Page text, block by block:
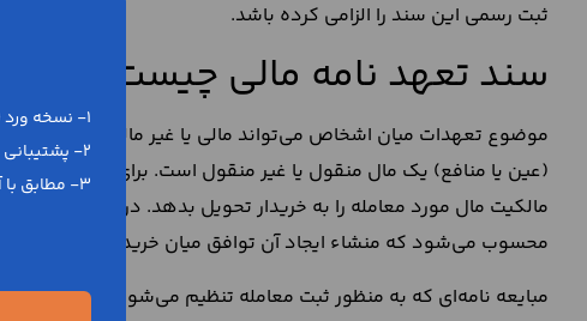
ثبت رسمی این سند را الزامی کرده باشد.
سند تعهد نامه مالی چیست؟
موضوع تعهدات میان اشخاص می‌تواند مالی یا غیر مالی باشد.
(عین یا منافع) یک مال منقول یا غیر منقول است. برای مثال،
مالکیت مال مورد معامله را به خریدار تحویل بدهد. در این مثال،
محسوب می‌شود که منشاء ایجاد آن توافق میان خریدار و فروشنده
مبایعه نامه‌ای که به منظور ثبت معامله تنظیم می‌شود نیز به منزله
1- نسخه ورد (word) و پی دی اف (pdf)
2- پشتیبانی رایگان تلفنی و آنلاین
3- مطابق با آخرین تغییرات قانونی